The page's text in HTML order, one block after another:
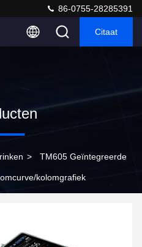
86-0755-28285391
Citaat
> TM605 Geïntegreerde
kolomgrafiek